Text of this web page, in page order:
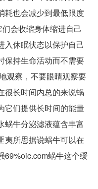
耗也会减少到最低限度
会收缩身体缩进自己
入休眠状态以保护自己
保持生命活动而不需要
观察，不要眼睛观察要
很长时间内总的来说蜗
它们提供长时间的能量
蜗牛分泌滤液蕴含丰富
夷所思据说蜗牛可以在
69%oic.com蜗牛这个缓